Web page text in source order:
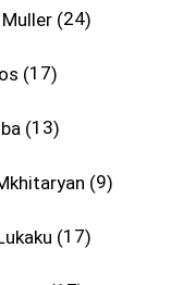
24
17
13
9
17